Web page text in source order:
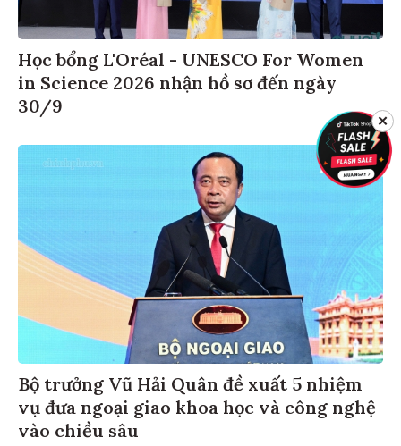
Học bổng L'Oréal - UNESCO For Women
in Science 2026 nhận hồ sơ đến ngày
30/9
Bộ trưởng Vũ Hải Quân đề xuất 5 nhiệm
vụ đưa ngoại giao khoa học và công nghệ
vào chiều sâu
✕